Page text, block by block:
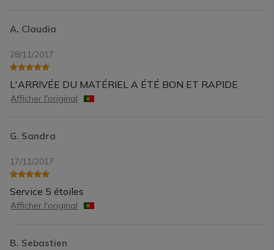
A. Claudia
28/11/2017
L'ARRIVÉE DU MATÉRIEL A ÉTÉ BON ET RAPIDE
Afficher l'original
G. Sandra
17/11/2017
Service 5 étoiles
Afficher l'original
B. Sebastien